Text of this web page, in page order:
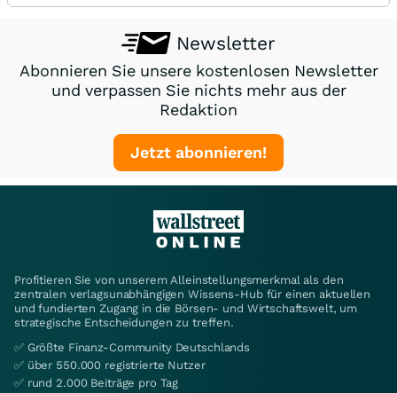
Newsletter
Abonnieren Sie unsere kostenlosen Newsletter
und verpassen Sie nichts mehr aus der
Redaktion
Jetzt abonnieren!
Profitieren Sie von unserem Alleinstellungsmerkmal als den
zentralen verlagsunabhängigen Wissens-Hub für einen aktuellen
und fundierten Zugang in die Börsen- und Wirtschaftswelt, um
strategische Entscheidungen zu treffen.
✅ Größte Finanz-Community Deutschlands
✅ über 550.000 registrierte Nutzer
✅ rund 2.000 Beiträge pro Tag